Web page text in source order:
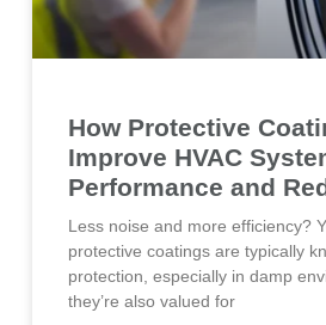
How Protective
Improve HVAC
Performance and
Less noise and more efficiency?
protective coatings are typically
protection, especially in damp
they’re also valued for